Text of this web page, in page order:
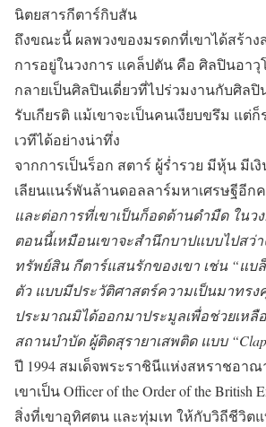
นิตยสารกีตาร์กิบสัน
ถึงขณะนี้ ผลพวงของมรดกที่เขาได้สร้าง
การอยู่ในวงการ แคล็ปตัน คือ ศิลปินอาวุ
กลายเป็นศิลปินเดี่ยวที่ไปร่วมงานกับศิล
รับเกียรติ แม้เขาจะเป็นคนเงียบขรึม แต่
เวทีได้อย่างน่าทึ่ง
จากการเป็นร็อก สตาร์ ผู้ร่ำรวย มีหุ้น มีเ
เลียนแนร์พันล้านดอลลาร์มหาเศรษฐีอีก
และต่อการที่เขาเป็นก็อดด้านดำมืด ในว
ตอนนี้เหมือนเขาจะสำนึกบาปแบบไปสว่า
ทรัพย์สิน กีตาร์แสนรักของเขา เช่น “แบ
ตัว แบบมีประวัติศาสตร์ความเป็นมาทร
ประมาณมิได้ออกมาประมูลเพื่อช่วยเห
สถานบำบัด ผู้ติดสุรายาเสพติด แบบ
ปี 1994 สมเด็จพระราชินีแห่งสหราชอาณ
เขาเป็น Officer of the Order of the British
สิ่งที่เขาอุทิศตน และทุ่มเท ให้กับวิถีชีวิต